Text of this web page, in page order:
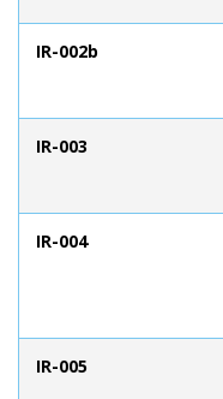
IR-002b
IR-003
IR-004
IR-005